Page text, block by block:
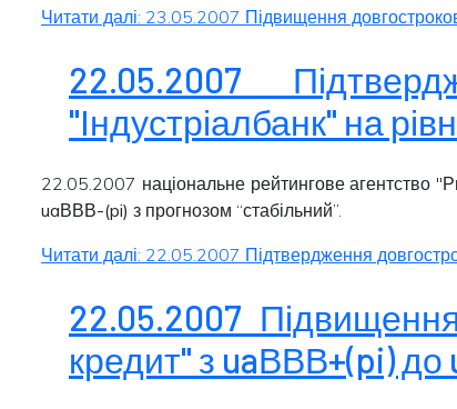
Читати далі: 23.05.2007 Підвищення
22.05.2007
"Індустріалбанк" на
22.05.2007 національне рейтингове агентство
uaВВВ-(pi) з прогнозом “стабільний”.
Читати далі: 22.05.2007 Підтвердження
22.05.2007
кредит" з uaВВВ+(pi) до